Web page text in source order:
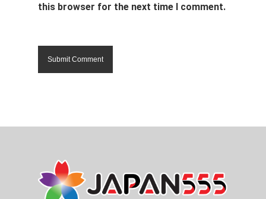
this browser for the next time I comment.